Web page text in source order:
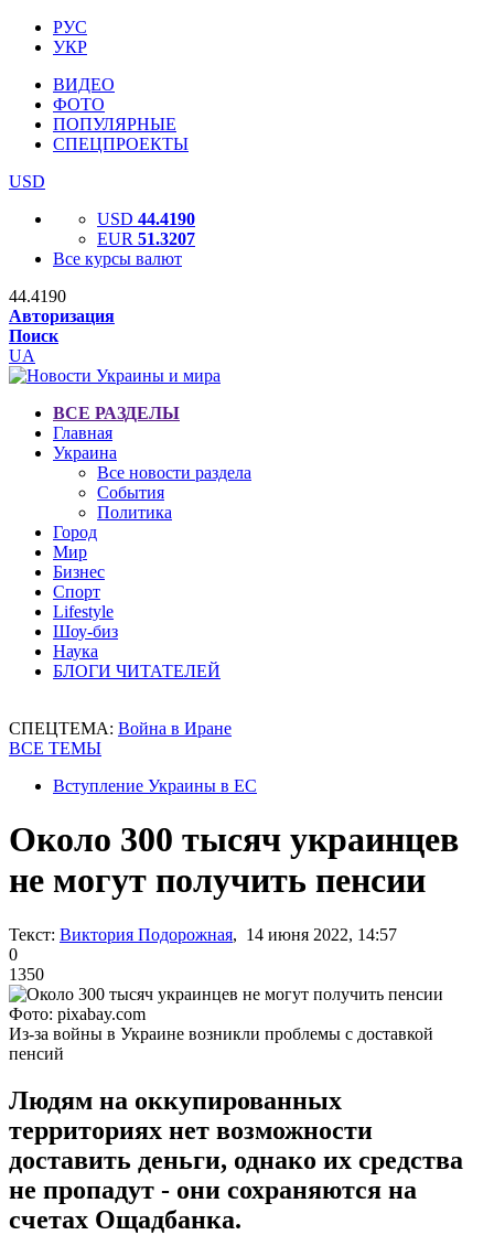
РУС
УКР
ВИДЕО
ФОТО
ПОПУЛЯРНЫЕ
СПЕЦПРОЕКТЫ
USD
USD 44.4190
EUR 51.3207
Все курсы валют
44.4190
Авторизация
Поиск
UA
ВСЕ РАЗДЕЛЫ
Главная
Украина
Все новости раздела
События
Политика
Город
Мир
Бизнес
Спорт
Lifestyle
Шоу-биз
Наука
БЛОГИ ЧИТАТЕЛЕЙ
СПЕЦТЕМА: Война в Иране
ВСЕ ТЕМЫ
Вступление Украины в ЕС
Около 300 тысяч украинцев
не могут получить пенсии
Текст: Виктория Подорожная, 14 июня 2022, 14:57
0
1350
Фото: pixabay.com
Из-за войны в Украине возникли проблемы с доставкой
пенсий
Людям на оккупированных
территориях нет возможности
доставить деньги, однако их средства
не пропадут - они сохраняются на
счетах Ощадбанка.